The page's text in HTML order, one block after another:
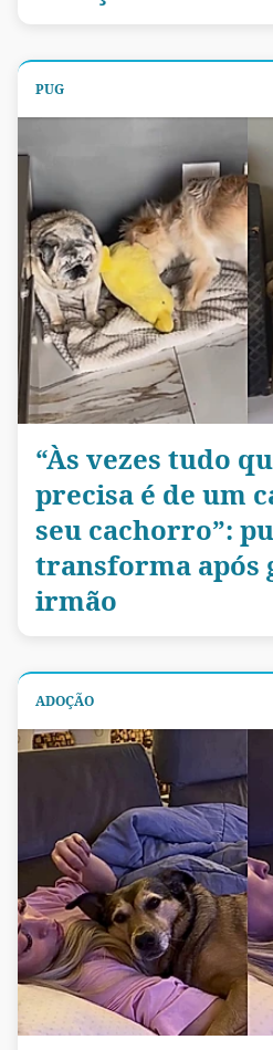
PUG
“Às vezes tudo
precisa é de um
seu cachorro”:
transforma após
irmão
ADOÇÃO